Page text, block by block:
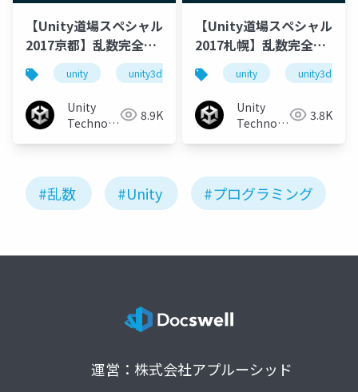
【Unity道場スペシャル
2017京都】乱数完全マ
スター 京都編
unity unity3d random number 乱数
Unity
Technologies 8.9K
【Unity道場スペシャル
2017札幌】乱数完全マ
スターunity unity3d
Unity
Technologies 3.8K
#乱数 #Unity #プログラミング
運営：株式会社アプルーシッド